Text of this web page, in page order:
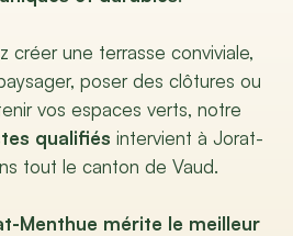
créer une terrasse conviviale,
poser des clôtures ou
vos espaces verts, notre
qualifiés intervient à Jorat-
tout le canton de Vaud.
Menthue mérite le meilleur